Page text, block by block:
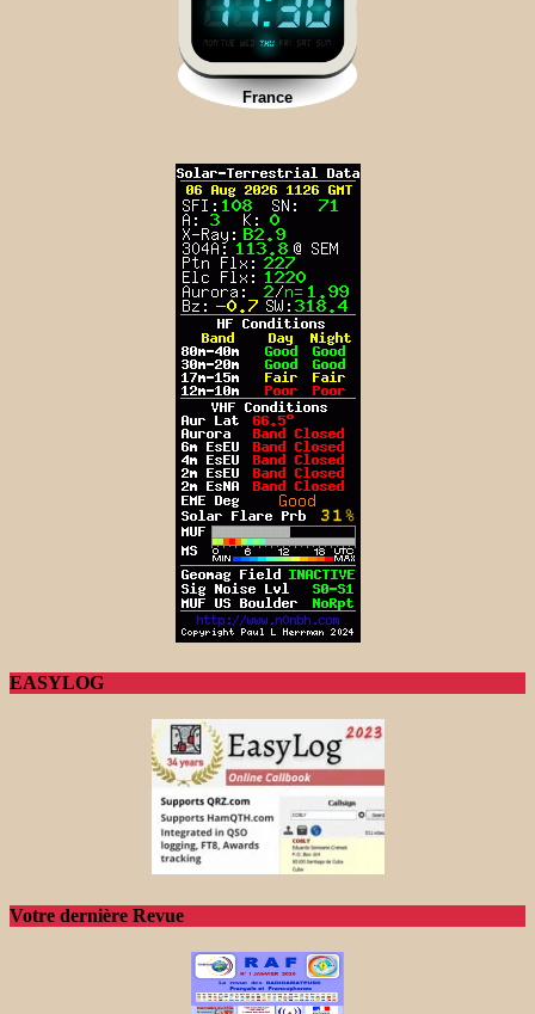
EASYLOG
Votre dernière Revue